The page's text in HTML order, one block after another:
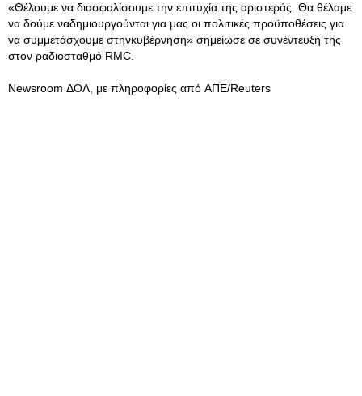
«Θέλουμε να διασφαλίσουμε την επιτυχία της αριστεράς. Θα θέλαμε
να δούμε ναδημιουργούνται για μας οι πολιτικές προϋποθέσεις για
να συμμετάσχουμε στηνκυβέρνηση» σημείωσε σε συνέντευξή της
στον ραδιοσταθμό RMC.
Newsroom ΔΟΛ, με πληροφορίες από ΑΠΕ/Reuters